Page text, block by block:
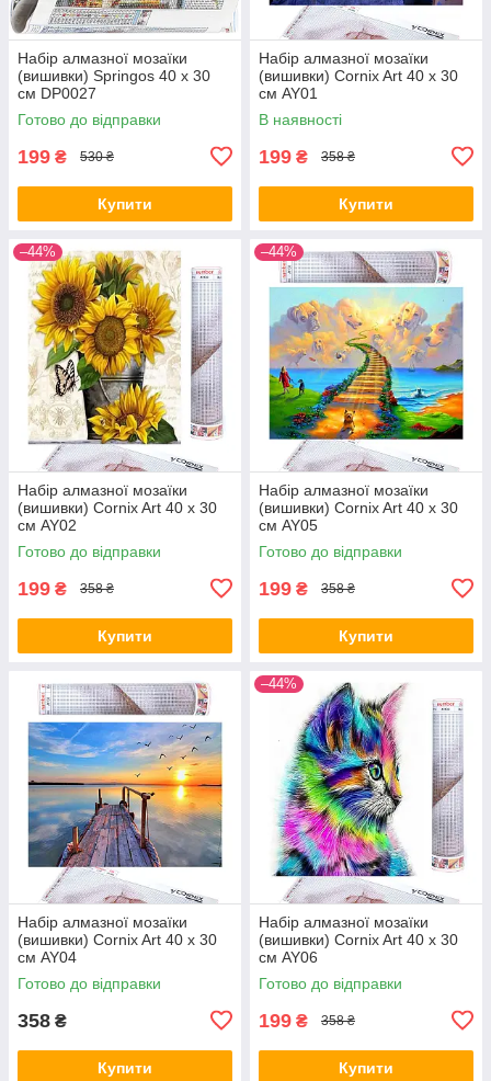
Набір алмазної мозаїки
(вишивки) Springos 40 x 30
см DP0027
Готово до відправки
199 ₴ 530 ₴
Купити
Набір алмазної мозаїки
(вишивки) Cornix Art 40 x 30
см AY01
В наявності
199 ₴ 358 ₴
Купити
–44%
Набір алмазної мозаїки
(вишивки) Cornix Art 40 x 30
см AY02
Готово до відправки
199 ₴ 358 ₴
Купити
–44%
Набір алмазної мозаїки
(вишивки) Cornix Art 40 x 30
см AY05
Готово до відправки
199 ₴ 358 ₴
Купити
Набір алмазної мозаїки
(вишивки) Cornix Art 40 x 30
см AY04
Готово до відправки
358 ₴
Купити
–44%
Набір алмазної мозаїки
(вишивки) Cornix Art 40 x 30
см AY06
Готово до відправки
199 ₴ 358 ₴
Купити